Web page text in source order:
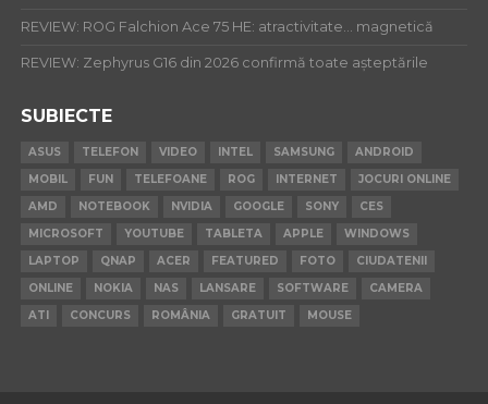
REVIEW: ROG Falchion Ace 75 HE: atractivitate… magnetică
REVIEW: Zephyrus G16 din 2026 confirmă toate așteptările
SUBIECTE
ASUS TELEFON VIDEO INTEL SAMSUNG
ANDROID
MOBIL
FUN TELEFOANE ROG INTERNET
JOCURI ONLINE
AMD
NOTEBOOK NVIDIA GOOGLE SONY
CES
MICROSOFT
YOUTUBE TABLETA APPLE
WINDOWS
LAPTOP
QNAP ACER FEATURED FOTO
CIUDATENII
ONLINE
NOKIA NAS LANSARE SOFTWARE
CAMERA
ATI
CONCURS ROMÂNIA GRATUIT MOUSE